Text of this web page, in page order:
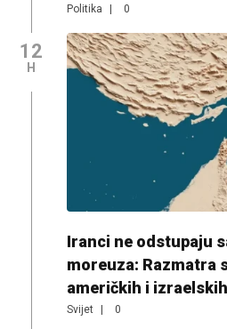
Politika | 0
12
H
Iranci ne odstupaju
moreuza: Razmatra
američkih i
Svijet 0